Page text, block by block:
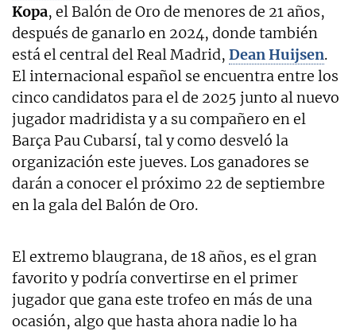
Kopa, el Balón de Oro de menores de 21 años,
después de ganarlo en 2024, donde también
está el central del Real Madrid, Dean Huijsen.
El internacional español se encuentra entre los
cinco candidatos para el de 2025 junto al nuevo
jugador madridista y a su compañero en el
Barça Pau Cubarsí, tal y como desveló la
organización este jueves. Los ganadores se
darán a conocer el próximo 22 de septiembre
en la gala del Balón de Oro.
El extremo blaugrana, de 18 años, es el gran
favorito y podría convertirse en el primer
jugador que gana este trofeo en más de una
ocasión, algo que hasta ahora nadie lo ha